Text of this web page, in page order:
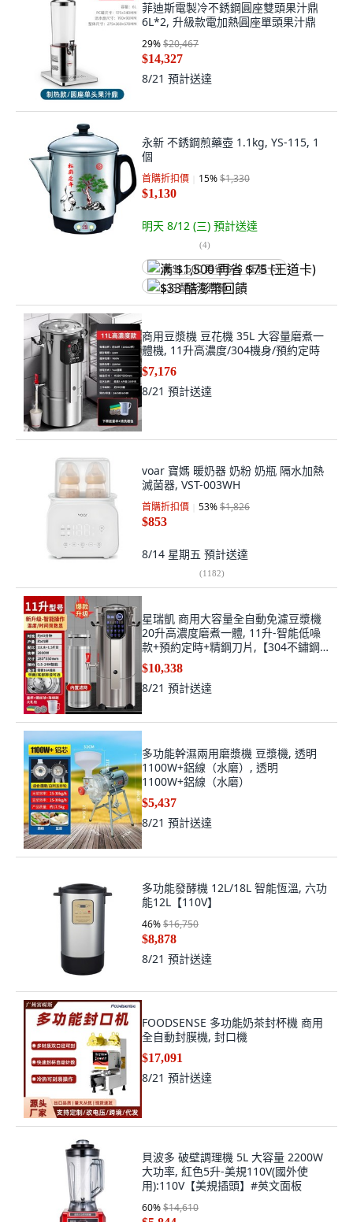
菲迪斯電製冷不銹鋼圓座雙頭果汁鼎
6L*2, 升級款電加熱圓座單頭果汁鼎
29%$20,467
$14,327
8/21 預計送達
永新 不銹鋼煎藥壺 1.1kg, YS-115, 1
個
首購折扣價 15%$1,330
$1,130
明天 8/12 (三) 預計送達
(4)
满 $1,500 再省 $75 (王道卡)
$33 酷澎幣回饋
商用豆漿機 豆花機 35L 大容量磨煮一
體機, 11升高濃度/304機身/預約定時
$7,176
8/21 預計送達
voar 寶媽 暖奶器 奶粉 奶瓶 隔水加熱
滅菌器, VST-003WH
首購折扣價 53%$1,826
$853
8/14 星期五 預計送達
(1182)
星瑞凱 商用大容量全自動免濾豆漿機
20升高濃度磨煮一體, 11升-智能低噪
款+預約定時+精鋼刀片,【304不鏽鋼
機身】乾溼豆直打, 11升-智能低噪款
+預約定時+精鋼刀片
$10,338
8/21 預計送達
多功能幹濕兩用磨漿機 豆漿機, 透明
1100W+鋁線（水磨）, 透明
1100W+鋁線（水磨）
$5,437
8/21 預計送達
多功能發酵機 12L/18L 智能恆溫, 六功
能12L【110V】
46%$16,750
$8,878
8/21 預計送達
FOODSENSE 多功能奶茶封杯機 商用
全自動封膜機, 封口機
$17,091
8/21 預計送達
貝波多 破壁調理機 5L 大容量 2200W
大功率, 紅色5升-美規110V(國外使
用):110V【美規插頭】#英文面板
60%$14,610